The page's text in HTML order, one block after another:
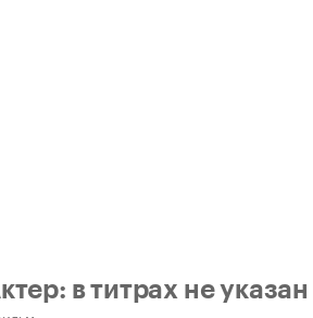
в титрах не указан